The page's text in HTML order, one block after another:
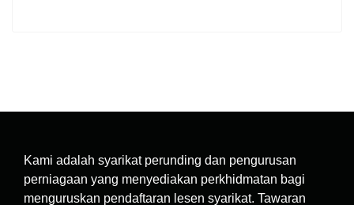
Kami adalah syarikat perunding dan pengurusan
perniagaan yang menyediakan perkhidmatan bagi
menguruskan pendaftaran lesen syarikat. Tawaran